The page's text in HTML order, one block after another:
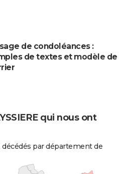
de condoléances :
de textes et modèle de
qui nous ont
décédés par département de